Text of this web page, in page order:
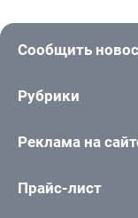
Сообщить
Рубрики
Реклама на
Прайс-лист